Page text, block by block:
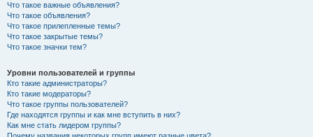
Что такое важные объявления?
Что такое объявления?
Что такое прилепленные темы?
Что такое закрытые темы?
Что такое значки тем?
Уровни пользователей и группы
Кто такие администраторы?
Кто такие модераторы?
Что такое группы пользователей?
Где находятся группы и как мне вступить в них?
Как мне стать лидером группы?